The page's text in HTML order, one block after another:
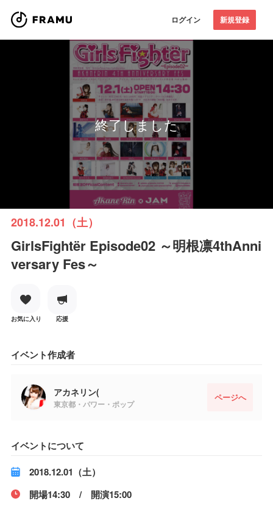
ログイン 新規登録
終了しました
2018.12.01（土）
GirlsFightër Episode02 ～明根凛4thAnni
versary Fes～
お気に入り 応援
イベント作成者
アカネリン(
東京都・パワー・ポップ
ページへ
イベントについて
2018.12.01（土）
開場14:30 / 開演15:00